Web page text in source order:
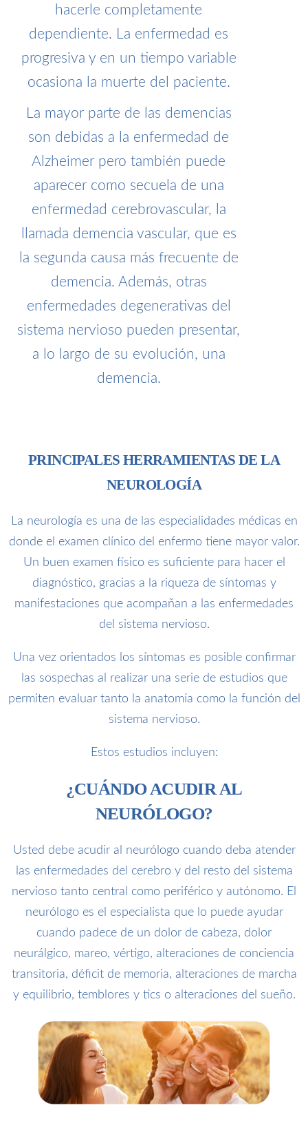
hacerle completamente
dependiente. La enfermedad es
progresiva y en un tiempo variable
ocasiona la muerte del paciente.
La mayor parte de las demencias
son debidas a la enfermedad de
Alzheimer pero también puede
aparecer como secuela de una
enfermedad cerebrovascular, la
llamada demencia vascular, que es
la segunda causa más frecuente de
demencia. Además, otras
enfermedades degenerativas del
sistema nervioso pueden presentar,
a lo largo de su evolución, una
demencia.
PRINCIPALES HERRAMIENTAS DE LA
NEUROLOGÍA
La neurología es una de las especialidades médicas en
donde el examen clínico del enfermo tiene mayor valor.
Un buen examen físico es suficiente para hacer el
diagnóstico, gracias a la riqueza de síntomas y
manifestaciones que acompañan a las enfermedades
del sistema nervioso.
Una vez orientados los síntomas es posible confirmar
las sospechas al realizar una serie de estudios que
permiten evaluar tanto la anatomía como la función del
sistema nervioso.
Estos estudios incluyen:
¿CUÁNDO ACUDIR AL
NEURÓLOGO?
Usted debe acudir al neurólogo cuando deba atender
las enfermedades del cerebro y del resto del sistema
nervioso tanto central como periférico y autónomo. El
neurólogo es el especialista que lo puede ayudar
cuando padece de un dolor de cabeza, dolor
neurálgico, mareo, vértigo, alteraciones de conciencia
transitoria, déficit de memoria, alteraciones de marcha
y equilibrio, temblores y tics o alteraciones del sueño.